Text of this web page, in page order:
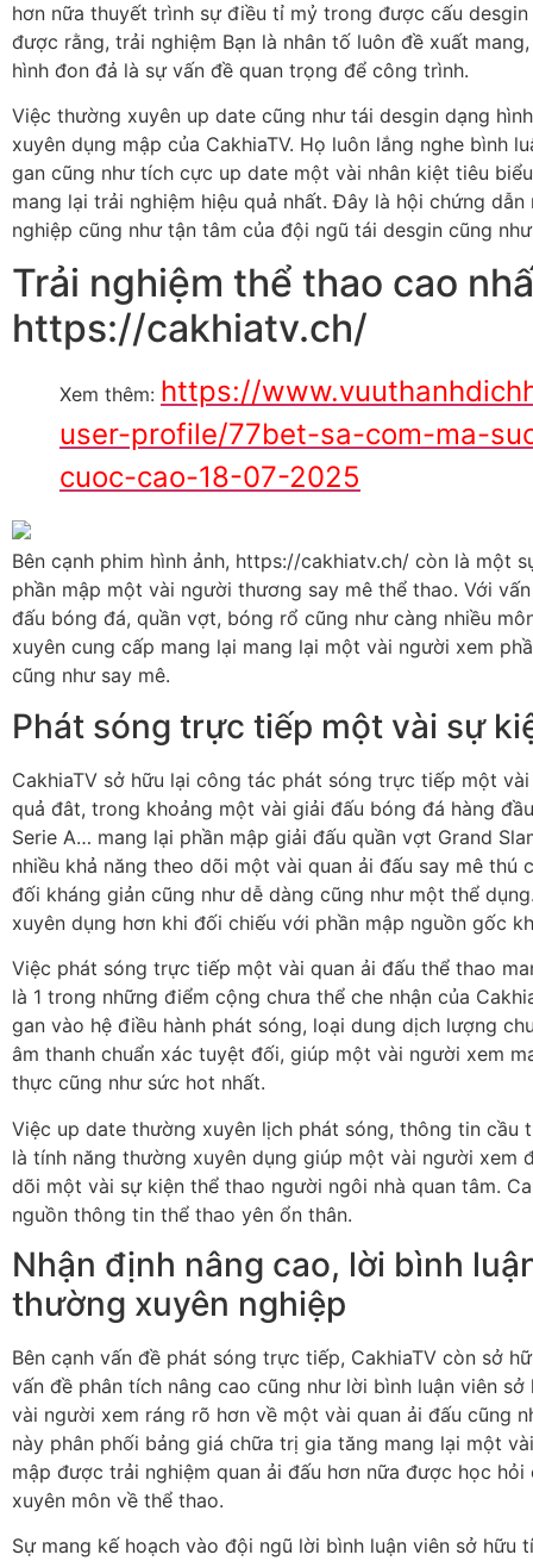
hơn nữa thuyết trình sự điều tỉ mỷ trong được cấu desgin
được rằng, trải nghiệm Bạn là nhân tố luôn đề xuất
hình đon đả là sự vấn đề quan trọng để công trình.
Việc thường xuyên up date cũng như tái desgin dạng
xuyên dụng mập của CakhiaTV. Họ luôn lắng nghe bình
gan cũng như tích cực up date một vài nhân kiệt tiêu
mang lại trải nghiệm hiệu quả nhất. Đây là hội chứng
nghiệp cũng như tận tâm của đội ngũ tái desgin cũng
Trải nghiệm thể thao cao
https://cakhiatv.ch/
Xem thêm: https://
user-profile/77bet-sa-com-ma-
cuoc-cao-18-07-2025
Bên cạnh phim hình ảnh, https://cakhiatv.ch/ còn là một
phần mập một vài người thương say mê thể thao. Với
đấu bóng đá, quần vợt, bóng rổ cũng như càng nhiều
xuyên cung cấp mang lại mang lại một vài người xem
cũng như say mê.
Phát sóng trực tiếp một vài sự
CakhiaTV sở hữu lại công tác phát sóng trực tiếp một
quả đât, trong khoảng một vài giải đấu bóng đá hàng
Serie A… mang lại phần mập giải đấu quần vợt Grand
nhiều khả năng theo dõi một vài quan ải đấu say mê thú
đối kháng giản cũng như dễ dàng cũng như một thể
xuyên dụng hơn khi đối chiếu với phần mập nguồn gốc
Việc phát sóng trực tiếp một vài quan ải đấu thể thao
là 1 trong những điểm cộng chưa thể che nhận của
gan vào hệ điều hành phát sóng, loại dung dịch lượng
âm thanh chuẩn xác tuyệt đối, giúp một vài người xem
thực cũng như sức hot nhất.
Việc up date thường xuyên lịch phát sóng, thông tin cầu
là tính năng thường xuyên dụng giúp một vài người xem
dõi một vài sự kiện thể thao người ngôi nhà quan tâm.
nguồn thông tin thể thao yên ổn thân.
Nhận định nâng cao, lời bình
thường xuyên nghiệp
Bên cạnh vấn đề phát sóng trực tiếp, CakhiaTV còn sở
vấn đề phân tích nâng cao cũng như lời bình luận viên
vài người xem ráng rõ hơn về một vài quan ải đấu cũng
này phân phối bảng giá chữa trị gia tăng mang lại một
mập được trải nghiệm quan ải đấu hơn nữa được học
xuyên môn về thể thao.
Sự mang kế hoạch vào đội ngũ lời bình luận viên sở hữu